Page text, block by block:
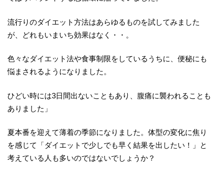
流行りのダイエット方法はあらゆるものを試してみました
が、どれもいまいち効果はなく・・。
色々なダイエット法や食事制限をしているうちに、便秘にも
悩まされるようになりました。
ひどい時には3日間出ないこともあり、腹痛に襲われることも
ありました」
夏本番を迎えて薄着の季節になりました。体型の変化に焦り
を感じて「ダイエットで少しでも早く結果を出したい！」と
考えている人も多いのではないでしょうか？